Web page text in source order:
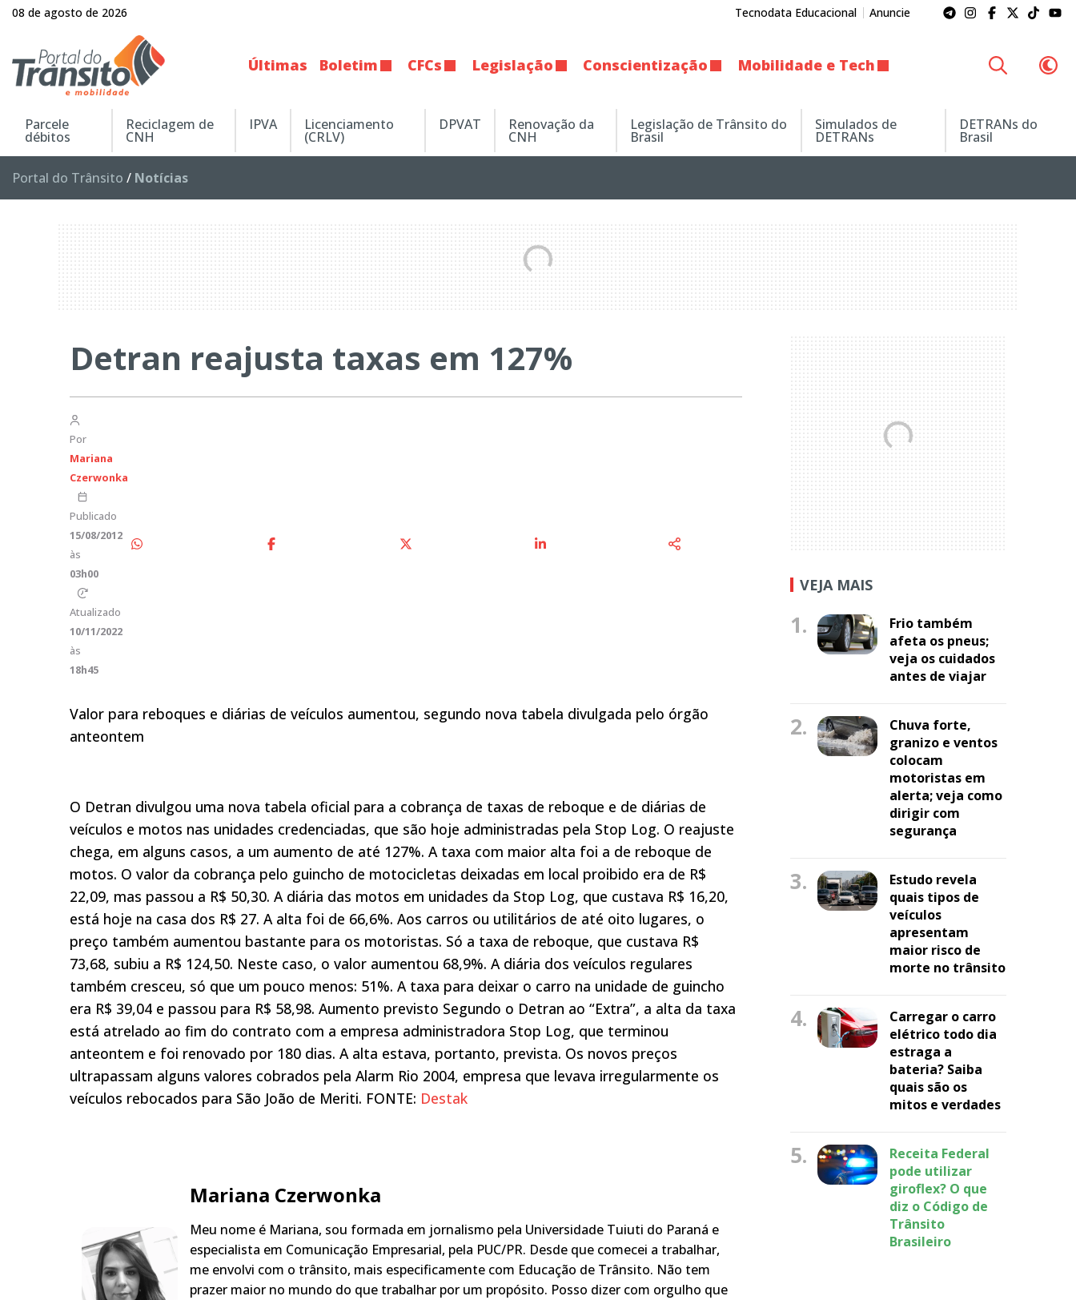
08 de agosto de 2026 Tecnodata Educacional Anuncie
Últimas Boletim CFCs Legislação Conscientização Mobilidade e Tech
Parcele
débitos
Reciclagem de
CNH
IPVA Licenciamento
(CRLV)
DPVAT Renovação da
CNH
Legislação de Trânsito do
Brasil
Simulados de
DETRANs
DETRANs do
Brasil
Portal do Trânsito / Notícias
Detran reajusta taxas em 127%
Por
Mariana
Czerwonka
Publicado
15/08/2012
às
03h00
Atualizado
10/11/2022
às
18h45
Valor para reboques e diárias de veículos aumentou, segundo nova tabela divulgada pelo órgão
anteontem
O Detran divulgou uma nova tabela oficial para a cobrança de taxas de reboque e de diárias de
veículos e motos nas unidades credenciadas, que são hoje administradas pela Stop Log. O reajuste
chega, em alguns casos, a um aumento de até 127%. A taxa com maior alta foi a de reboque de
motos. O valor da cobrança pelo guincho de motocicletas deixadas em local proibido era de R$
22,09, mas passou a R$ 50,30. A diária das motos em unidades da Stop Log, que custava R$ 16,20,
está hoje na casa dos R$ 27. A alta foi de 66,6%. Aos carros ou utilitários de até oito lugares, o
preço também aumentou bastante para os motoristas. Só a taxa de reboque, que custava R$
73,68, subiu a R$ 124,50. Neste caso, o valor aumentou 68,9%. A diária dos veículos regulares
também cresceu, só que um pouco menos: 51%. A taxa para deixar o carro na unidade de guincho
era R$ 39,04 e passou para R$ 58,98. Aumento previsto Segundo o Detran ao “Extra”, a alta da taxa
está atrelado ao fim do contrato com a empresa administradora Stop Log, que terminou
anteontem e foi renovado por 180 dias. A alta estava, portanto, prevista. Os novos preços
ultrapassam alguns valores cobrados pela Alarm Rio 2004, empresa que levava irregularmente os
veículos rebocados para São João de Meriti. FONTE: Destak
Mariana Czerwonka
Meu nome é Mariana, sou formada em jornalismo pela Universidade Tuiuti do Paraná e
especialista em Comunicação Empresarial, pela PUC/PR. Desde que comecei a trabalhar,
me envolvi com o trânsito, mais especificamente com Educação de Trânsito. Não tem
prazer maior no mundo do que trabalhar por um propósito. Posso dizer com orgulho que
VEJA MAIS
1.
Frio também
afeta os pneus;
veja os cuidados
antes de viajar
2.
Chuva forte,
granizo e ventos
colocam
motoristas em
alerta; veja como
dirigir com
segurança
3.
Estudo revela
quais tipos de
veículos
apresentam
maior risco de
morte no trânsito
4.
Carregar o carro
elétrico todo dia
estraga a
bateria? Saiba
quais são os
mitos e verdades
5.
Receita Federal
pode utilizar
giroflex? O que
diz o Código de
Trânsito
Brasileiro